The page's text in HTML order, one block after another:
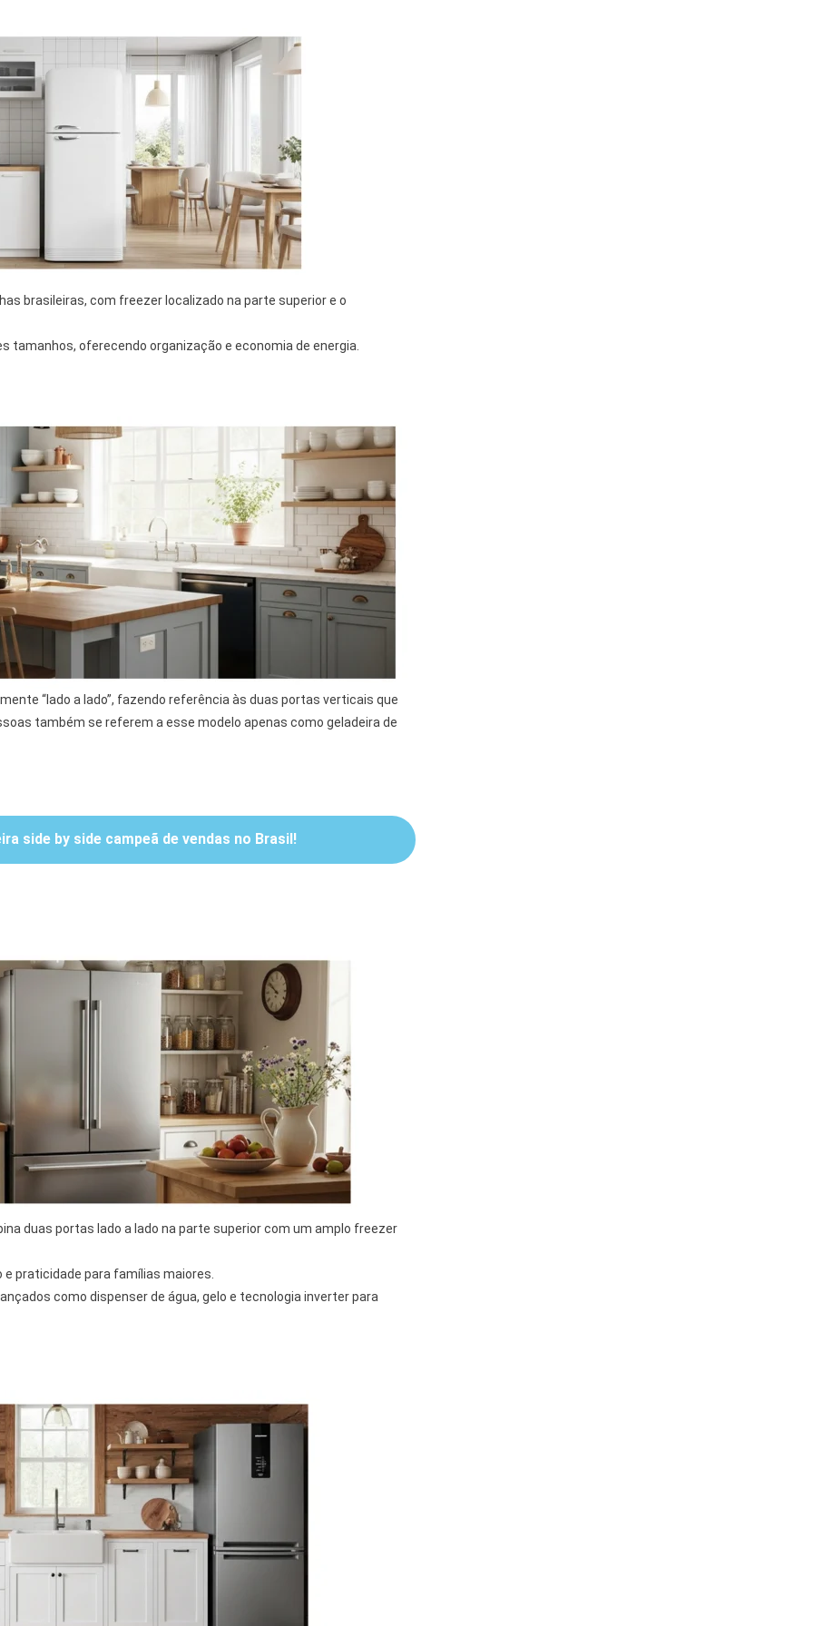
brasileiras, com freezer localizado na parte superior e o
oferecendo organização e economia de energia.
“lado a lado”, fazendo referência às duas portas verticais que
também se referem a esse modelo apenas como geladeira de
side by side campeã de vendas no Brasil!
duas portas lado a lado na parte superior com um amplo freezer
praticidade para famílias maiores.
como dispenser de água, gelo e tecnologia inverter para